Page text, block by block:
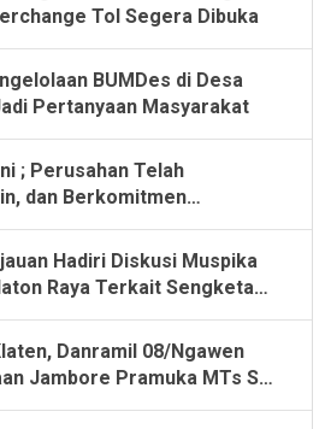
Tol Segera Dibuka
BUMDes di Desa
Pertanyaan Masyarakat
; Perusahan Telah
dan Berkomitmen
Yang Berlaku
Hadiri Diskusi Muspika
Raya Terkait Sengketa
Tani Dengan PT. GNS
Danramil 08/Ngawen
Jambore Pramuka MTs Se-